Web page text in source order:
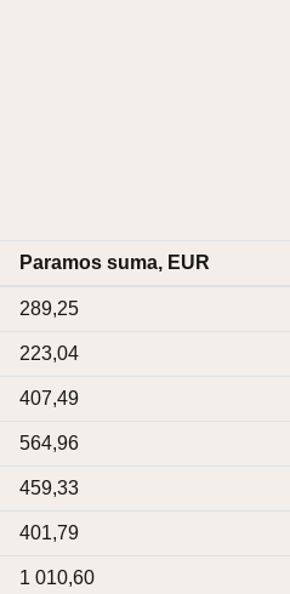
Paramos suma, EUR
289,25
223,04
407,49
564,96
459,33
401,79
1 010,60